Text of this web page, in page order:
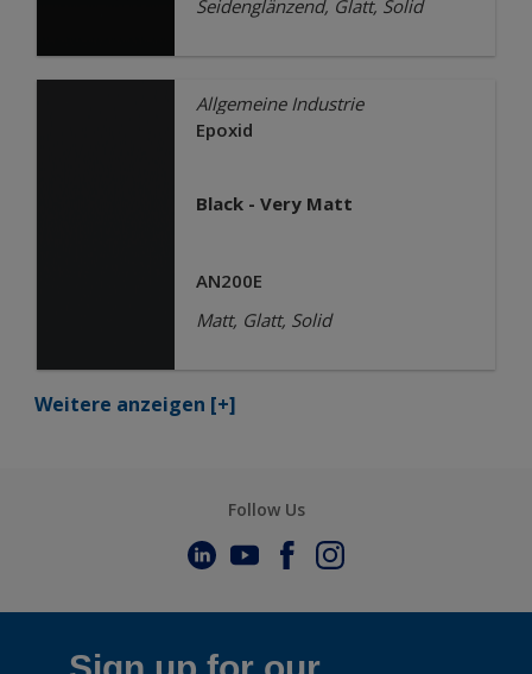
Seidenglänzend, Glatt, Solid
Allgemeine Industrie
Epoxid
Black - Very Matt
AN200E
Matt, Glatt, Solid
Weitere anzeigen [+]
Follow Us